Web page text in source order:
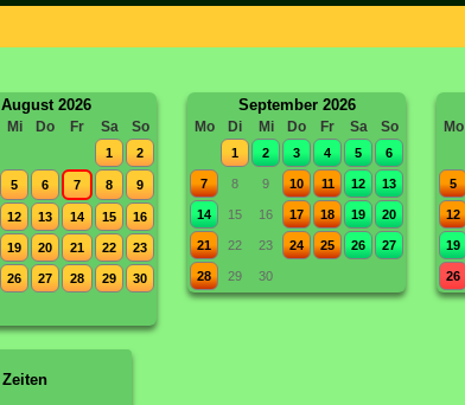
August 2026
Mi Do Fr Sa So
1 2
5 6 7 8 9
12 13 14 15 16
19 20 21 22 23
26 27 28 29 30
September 2026
Mo Di Mi Do Fr Sa So
1 2 3 4 5 6
7 8 9 10 11 12 13
14 15 16 17 18 19 20
21 22 23 24 25 26 27
28 29 30
Mo
5
12
19
26
Zeiten